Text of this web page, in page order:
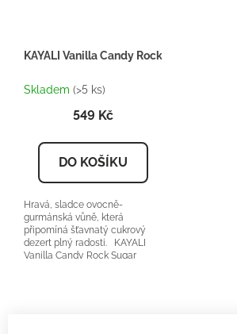
KAYALI Vanilla Candy Rock Sugar 42 -
Skladem (>5 ks)
549 Kč
DO KOŠÍKU
Hravá, sladce ovocně-
gurmánská vůně, která
připomíná šťavnatý cukrový
dezert plný radosti. KAYALI
Vanilla Candy Rock Sugar